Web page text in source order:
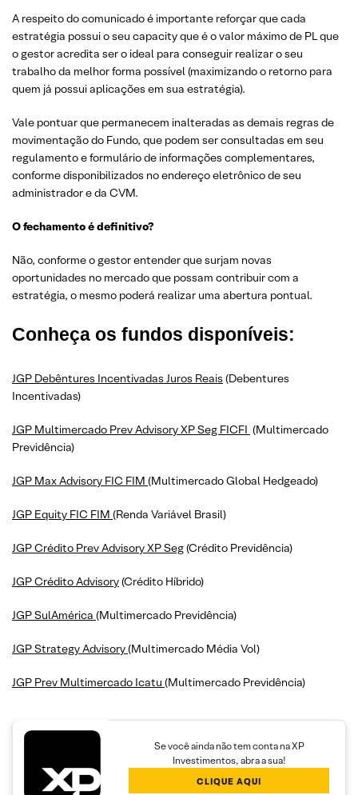
A respeito do comunicado é importante reforçar que cada
estratégia possui o seu capacity que é o valor máximo de PL que
o gestor acredita ser o ideal para conseguir realizar o seu
trabalho da melhor forma possível (maximizando o retorno para
quem já possui aplicações em sua estratégia).
Vale pontuar que permanecem inalteradas as demais regras de
movimentação do Fundo, que podem ser consultadas em seu
regulamento e formulário de informações complementares,
conforme disponibilizados no endereço eletrônico de seu
administrador e da CVM.
O fechamento é definitivo?
Não, conforme o gestor entender que surjam novas
oportunidades no mercado que possam contribuir com a
estratégia, o mesmo poderá realizar uma abertura pontual.
Conheça os fundos disponíveis:
JGP Debêntures Incentivadas Juros Reais (Debentures
Incentivadas)
JGP Multimercado Prev Advisory XP Seg FICFI (Multimercado
Previdência)
JGP Max Advisory FIC FIM (Multimercado Global Hedgeado)
JGP Equity FIC FIM (Renda Variável Brasil)
JGP Crédito Prev Advisory XP Seg(Crédito Previdência)
JGP Crédito Advisory(Crédito Híbrido)
JGP SulAmérica (Multimercado Previdência)
JGP Strategy Advisory(Multimercado Média Vol)
JGP Prev Multimercado Icatu (Multimercado Previdência)
Se você ainda não tem conta na XP
Investimentos, abra a sua!
CLIQUE AQUI